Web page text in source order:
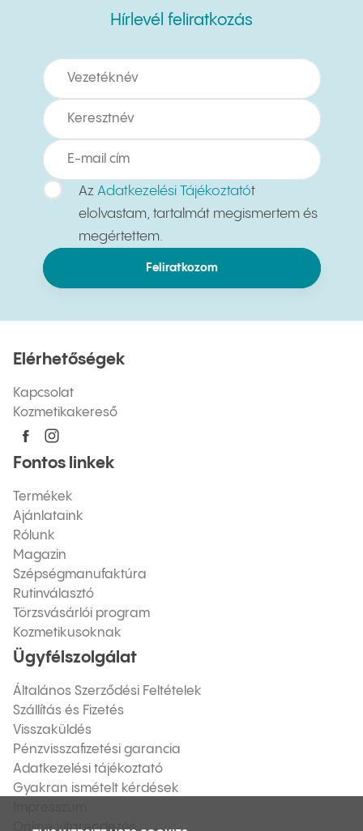
Hírlevél feliratkozásHírlevél feliratkozás
Az Adatkezelési Tájékoztatót
elolvastam, tartalmát megismertem és
megértettem.
Feliratkozom
Elérhetőségek
Kapcsolat
Kozmetikakereső
Fontos linkek
Termékek
Ajánlataink
Rólunk
Magazin
Szépségmanufaktúra
Rutinválasztó
Törzsvásárlói program
Kozmetikusoknak
Ügyfélszolgálat
Általános Szerződési Feltételek
Szállítás és Fizetés
Visszaküldés
Pénzvisszafizetési garancia
Adatkezelési tájékoztató
Gyakran ismételt kérdések
Online vitarendezés